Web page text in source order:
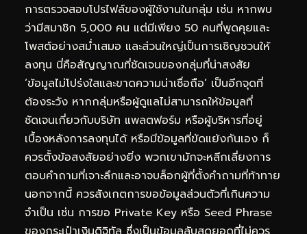
การตรวจสอบโปรไฟล์ของผู้ใช้งานในกลุ่ม เช่น หากพบ
ว่ามีสมาชิก 5,000 คน แต่มีเพียง 50 คนที่พูดคุยและ
โพสต์อย่างสม่ำเสมอ และส่วนใหญ่เป็นการเชิญชวนให้
ลงทุน นี่คือสัญญาณที่ชัดเจนของกลุ่มที่น่าสงสัย
‘ข้อมูลไม่โปร่งใสและขาดความน่าเชื่อถือ’ เป็นอีกจุดที่
ต้องระวัง หากกลุ่มหรือผู้ดูแลไม่สามารถให้ข้อมูลที่
ชัดเจนเกี่ยวกับบริษัท แพลตฟอร์ม หรือผู้บริหารที่อยู่
เบื้องหลังการลงทุนได้ หรือมีข้อมูลที่ขัดแย้งกันเอง ก็
ควรตั้งข้อสงสัยอย่างยิ่ง พวกเขามักจะหลีกเลี่ยงการ
ตอบคำถามที่เจาะลึกและอาจบล็อกผู้ที่ตั้งคำถามที่ท้าทาย
นอกจากนี้ ควรสังเกตการขอข้อมูลส่วนตัวที่เกินความ
จำเป็น เช่น การขอ Private Key หรือ Seed Phrase